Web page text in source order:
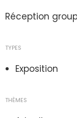
Réception
TYPES
Exposition
THÈMES